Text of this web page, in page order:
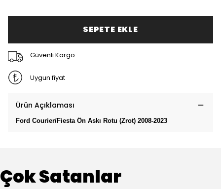
SEPETE EKLE
Güvenli Kargo
Uygun fiyat
Ürün Açıklaması
Ford Courier/Fiesta Ön Askı Rotu (Zrot) 2008-2023
Çok Satanlar